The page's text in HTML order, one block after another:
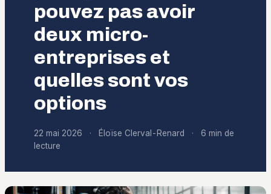
Finance
Marketing
pouvez pas avoir
deux micro-
entreprises et
quelles sont vos
options
22 mai 2026 · Éloïse Clerval-Renard ·
6 min de
lecture